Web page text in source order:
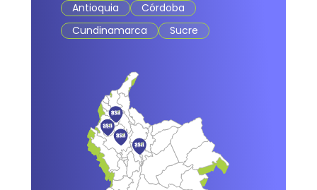
Antioquia
Córdoba
Cundinamarca
Sucre